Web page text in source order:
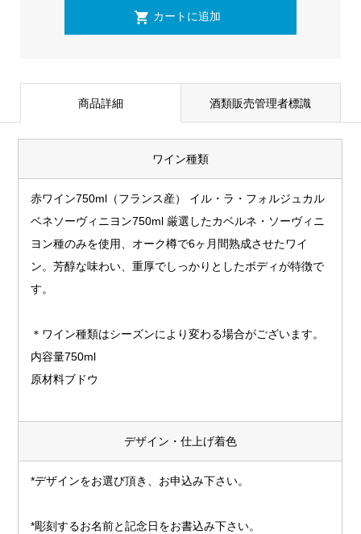
商品詳細 酒類販売管理者標識
ワイン種類
赤ワイン750ml（フランス産） イル・ラ・フォルジュカル
ベネソーヴィニヨン750ml 厳選したカベルネ・ソーヴィニ
ヨン種のみを使用、オーク樽で6ヶ月間熟成させたワイ
ン。芳醇な味わい、重厚でしっかりとしたボディが特徴で
す。
＊ワイン種類はシーズンにより変わる場合がございます。
内容量750ml
原材料ブドウ
デザイン・仕上げ着色
*デザインをお選び頂き、お申込み下さい。
*彫刻するお名前と記念日をお書込み下さい。